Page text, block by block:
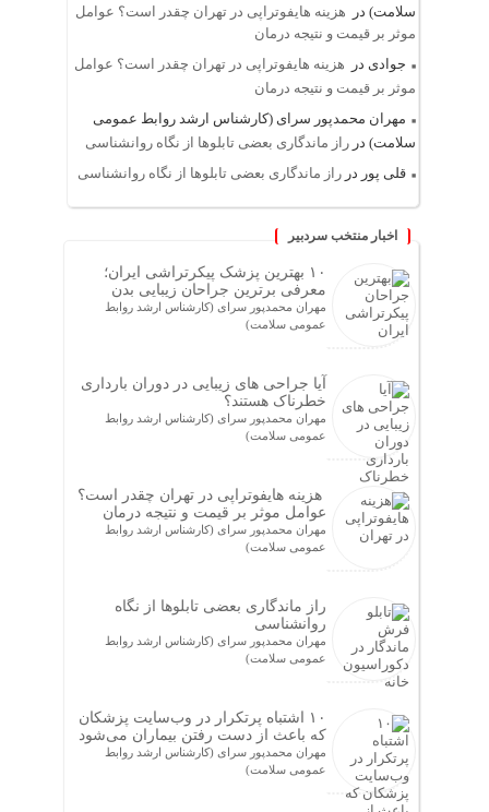
سلامت) در
هزینه هایفوتراپی در تهران چقدر است؟ عوامل
موثر بر قیمت و نتیجه درمان
جوادی در
هزینه هایفوتراپی در تهران چقدر است؟ عوامل
موثر بر قیمت و نتیجه درمان
مهران محمدپور سرای (کارشناس ارشد روابط عمومی
سلامت) در راز ماندگاری بعضی تابلوها از نگاه روانشناسی
قلی پور در راز ماندگاری بعضی تابلوها از نگاه روانشناسی
اخبار منتخب سردبیر
۱۰ بهترین پزشک پیکرتراشی ایران؛
معرفی برترین جراحان زیبایی بدن
مهران محمدپور سرای (کارشناس ارشد روابط
عمومی سلامت)
آیا جراحی های زیبایی در دوران بارداری
خطرناک هستند؟
مهران محمدپور سرای (کارشناس ارشد روابط
عمومی سلامت)
هزینه هایفوتراپی در تهران چقدر است؟
عوامل موثر بر قیمت و نتیجه درمان
مهران محمدپور سرای (کارشناس ارشد روابط
عمومی سلامت)
راز ماندگاری بعضی تابلوها از نگاه
روانشناسی
مهران محمدپور سرای (کارشناس ارشد روابط
عمومی سلامت)
۱۰ اشتباه پرتکرار در وب‌سایت پزشکان
که باعث از دست رفتن بیماران می‌شود
مهران محمدپور سرای (کارشناس ارشد روابط
عمومی سلامت)